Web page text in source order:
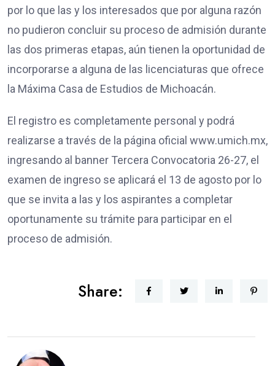
por lo que las y los interesados que por alguna razón
no pudieron concluir su proceso de admisión durante
las dos primeras etapas, aún tienen la oportunidad de
incorporarse a alguna de las licenciaturas que ofrece
la Máxima Casa de Estudios de Michoacán.
El registro es completamente personal y podrá
realizarse a través de la página oficial www.umich.mx,
ingresando al banner Tercera Convocatoria 26-27, el
examen de ingreso se aplicará el 13 de agosto por lo
que se invita a las y los aspirantes a completar
oportunamente su trámite para participar en el
proceso de admisión.
Share: